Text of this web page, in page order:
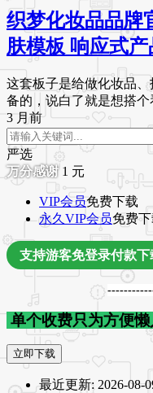
织梦化妆品品牌
肤模板 响应式
这套板子是给做化妆品
备的，说白了就是想搭个
3 月前
严选
1 元
VIP会员免费下载
永久VIP会员免费
支持游客免登录付款下
单个收费只为方便
立即下载
最近更新: 2026-08-